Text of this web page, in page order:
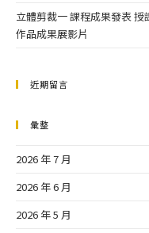
立體剪裁一 課程成果發表
作品成果展影片
近期留言
彙整
2026 年 7 月
2026 年 6 月
2026 年 5 月